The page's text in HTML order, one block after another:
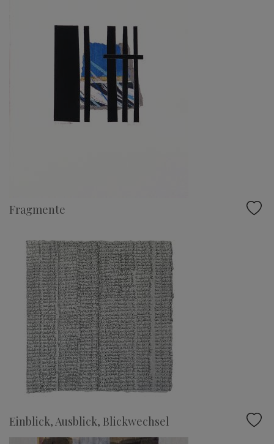
Fragmente
Einblick, Ausblick, Blickwechsel